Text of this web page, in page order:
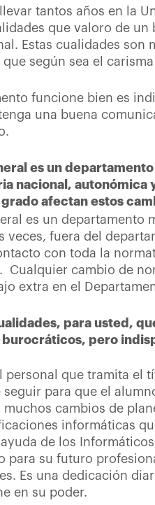
tantos años en la
que valoro de
Estas cualidades
según sea el
funcione bien es
una buena
es un
nacional, autonómica
afectan estos
es un
veces, fuera del
con toda la
Cualquier cambio de
extra en el
para usted,
pero
personal que tramita el
seguir para que el
muchos cambios de
informáticas
de los
para su futuro
Es una dedicación
en su poder.